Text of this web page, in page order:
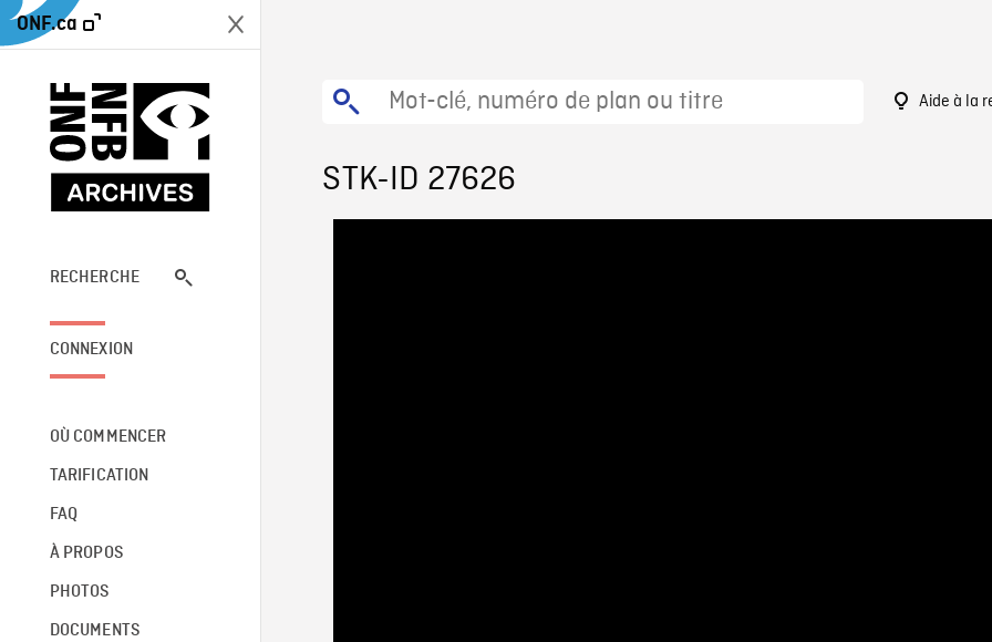
ONF.ca
RECHERCHE
CONNEXION
OÙ COMMENCER
TARIFICATION
FAQ
À PROPOS
PHOTOS
DOCUMENTS
Aide à la
STK-ID 27626